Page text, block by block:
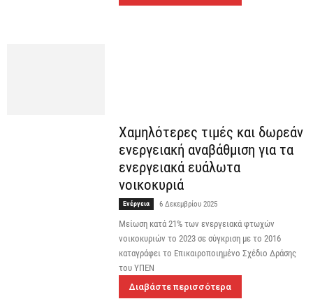
Χαμηλότερες τιμές και δωρεάν
ενεργειακή αναβάθμιση για τα
ενεργειακά ευάλωτα
νοικοκυριά
Ενέργεια 6 Δεκεμβρίου 2025
Μείωση κατά 21% των ενεργειακά φτωχών
νοικοκυριών το 2023 σε σύγκριση με το 2016
καταγράφει το Επικαιροποιημένο Σχέδιο Δράσης
του ΥΠΕΝ
Διαβάστε περισσότερα